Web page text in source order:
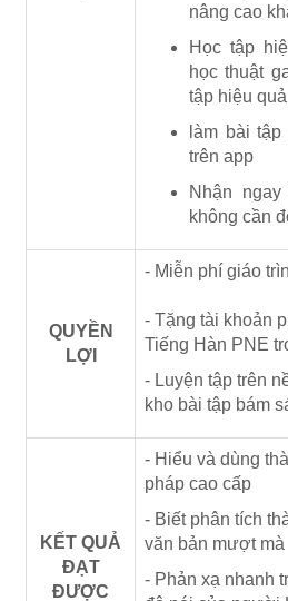
nâng cao
Học tập
học thuật
tập hiệu quả
làm bài
trên app
Nhận
không cần
QUYỀN
LỢI
- Miễn phí giáo
- Tặng tài khoản
Tiếng Hàn PNE
- Luyện tập trên
kho bài tập bám
KẾT QUẢ
ĐẠT
ĐƯỢC
- Hiểu và dùng
pháp cao cấp
- Biết phân tích
văn bản mượt mà
- Phản xạ nhanh